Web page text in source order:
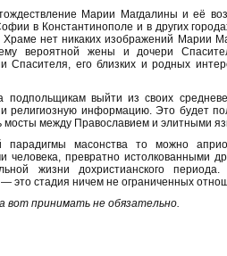
Марии Магдалины и её
в Константинополе и в других
нет никаких изображений Марии
вероятной жены и дочери
его близких и родных
подпольщикам выйти из своих
религиозную информацию. Это будет
мосты между Православием и элитными
парадигмы масонства то можно
человека, превратно истолкованными
жизни дохристианского
— это стадия ничем не ограниченных
вот принимать не обязательно.